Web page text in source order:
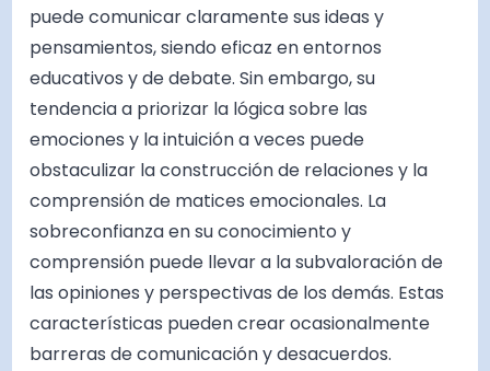
puede comunicar claramente sus ideas y
pensamientos, siendo eficaz en entornos
educativos y de debate. Sin embargo, su
tendencia a priorizar la lógica sobre las
emociones y la intuición a veces puede
obstaculizar la construcción de relaciones y la
comprensión de matices emocionales. La
sobreconfianza en su conocimiento y
comprensión puede llevar a la subvaloración de
las opiniones y perspectivas de los demás. Estas
características pueden crear ocasionalmente
barreras de comunicación y desacuerdos.